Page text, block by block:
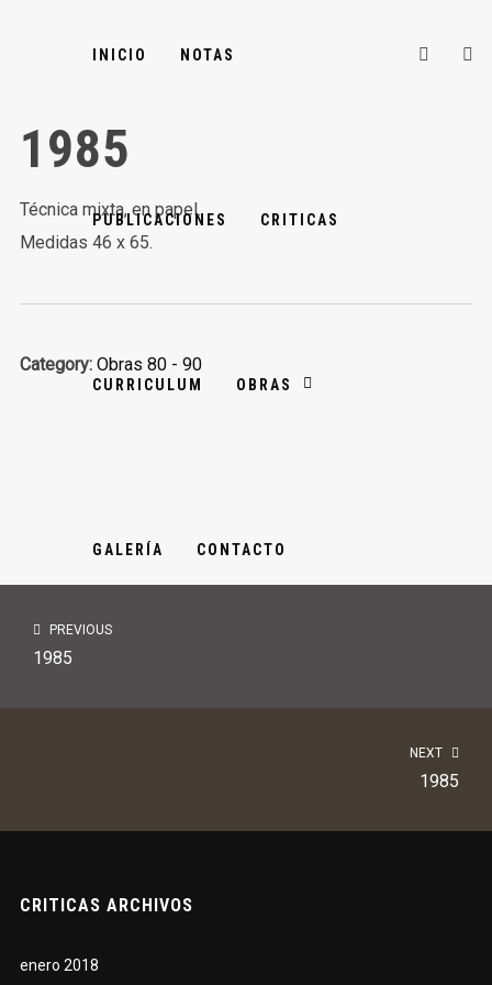
INICIO NOTAS
PUBLICACIONES CRITICAS
CURRICULUM OBRAS
GALERÍA CONTACTO
1985
Técnica mixta, en papel.
Medidas 46 x 65.
Category: Obras 80 - 90
PREVIOUS
1985
NEXT
1985
CRITICAS ARCHIVOS
enero 2018